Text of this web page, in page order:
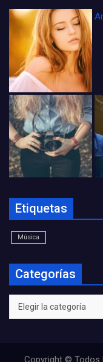
Etiquetas
Música
Categorías
Categorías
Copyright © Todos